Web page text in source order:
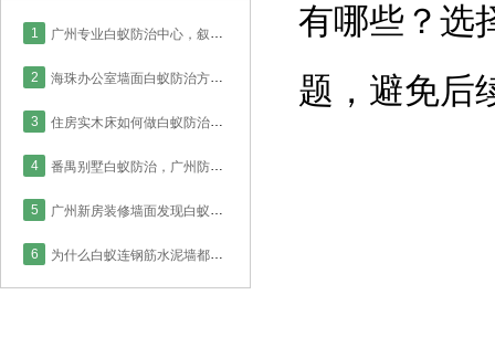
1 广州专业白蚁防治中心，叙说新房厨房白蚁防治如何才能彻底！
2 海珠办公室墙面白蚁防治方案，广州防治中心药水灭治工程！
3 住房实木床如何做白蚁防治，番禺业主采用喷药灭治处理！
4 番禺别墅白蚁防治，广州防治中心举例说明实木门框灭治方法！
5 广州新房装修墙面发现白蚁如何防治？看实德防治中心怎么处理！
6 为什么白蚁连钢筋水泥墙都能钻？
有哪些？选
题，避免后